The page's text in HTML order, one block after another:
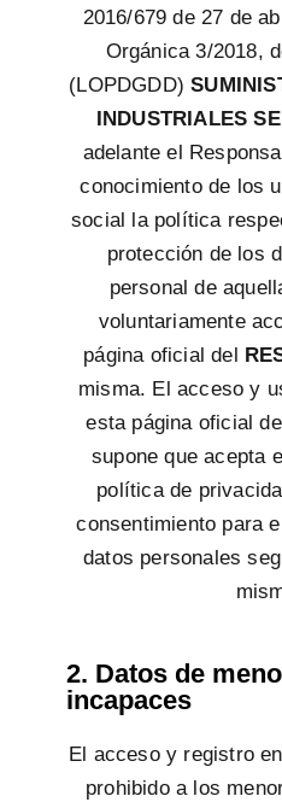
2016/679 de 27 de
Orgánica 3/2018,
(LOPDGDD)
INDUSTRIALES
adelante el
conocimiento de los
social la política
protección de los
personal de
voluntariamente
página oficial del
misma. El acceso y
esta página oficial
supone que acepta
política de
consentimiento para
datos personales
2. Datos de
incapaces
El acceso y registro
prohibido a los